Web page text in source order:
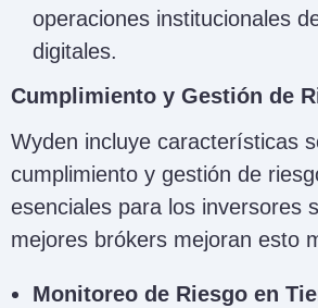
operaciones institucionales
digitales.
Cumplimiento y Gestión de
Wyden incluye características
cumplimiento y gestión de
esenciales para los inversores
mejores brókers mejoran esto
Monitoreo de Riesgo en